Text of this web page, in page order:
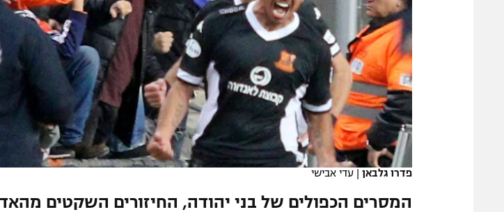
תנאי שימוש
מדיניות פרטיות
תקנון פעילות ספורט 1
רשיון להקרנה פומבית לבית עסק
הצטרפות לחבילת הערוצים
לוח דרושים – ג'ובנט
המגזיןפדרו גלבאן | עדי אבישי
המסרים הכפולים של בני יהודה, החיזורים השקטים